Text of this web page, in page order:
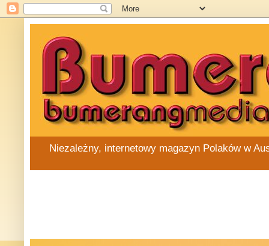
Niezależny, internetowy magazyn Polaków w